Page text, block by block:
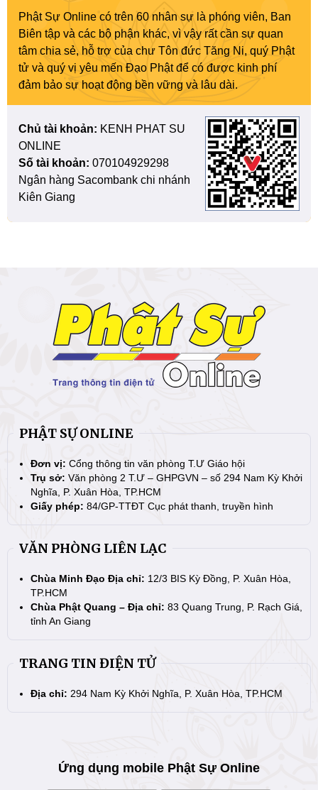
Phật Sự Online có trên 60 nhân sự là phóng viên, Ban
Biên tập và các bộ phận khác, vì vậy rất cần sự quan
tâm chia sẻ, hỗ trợ của chư Tôn đức Tăng Ni, quý Phật
tử và quý vị yêu mến Đạo Phật để có được kinh phí
đảm bảo sự hoạt động bền vững và lâu dài.
Chủ tài khoản: KENH PHAT SU
ONLINE
Số tài khoản: 070104929298
Ngân hàng Sacombank chi nhánh
Kiên Giang
PHẬT SỰ ONLINE
Đơn vị: Cổng thông tin văn phòng T.Ư Giáo hội
Trụ sở: Văn phòng 2 T.Ư – GHPGVN – số 294 Nam Kỳ Khởi
Nghĩa, P. Xuân Hòa, TP.HCM
Giấy phép: 84/GP-TTĐT Cục phát thanh, truyền hình
VĂN PHÒNG LIÊN LẠC
Chùa Minh Đạo Địa chỉ: 12/3 BIS Kỳ Đồng, P. Xuân Hòa,
TP.HCM
Chùa Phật Quang – Địa chỉ: 83 Quang Trung, P. Rạch Giá,
tỉnh An Giang
TRANG TIN ĐIỆN TỬ
Địa chỉ: 294 Nam Kỳ Khởi Nghĩa, P. Xuân Hòa, TP.HCM
Ứng dụng mobile Phật Sự Online